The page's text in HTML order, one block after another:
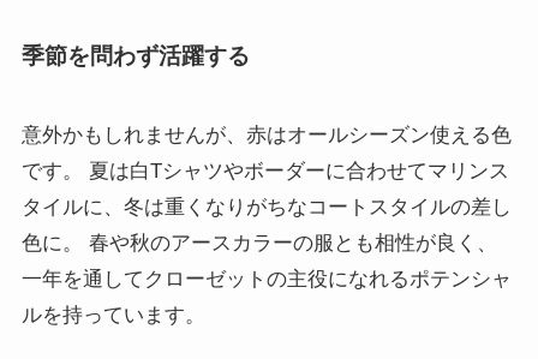
季節を問わず活躍する
意外かもしれませんが、赤はオールシーズン使える色
です。 夏は白Tシャツやボーダーに合わせてマリンス
タイルに、冬は重くなりがちなコートスタイルの差し
色に。 春や秋のアースカラーの服とも相性が良く、
一年を通してクローゼットの主役になれるポテンシャ
ルを持っています。